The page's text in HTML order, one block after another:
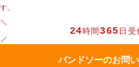
す。
24時間365 日受